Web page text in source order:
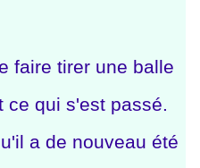
faire tirer une balle
ce qui s'est passé.
a de nouveau été